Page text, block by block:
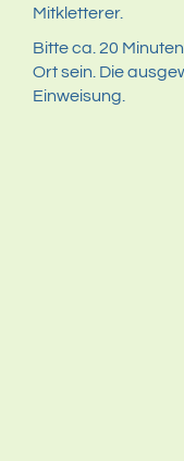
Mitkletterer.
Bitte ca. 20
Ort sein. Die
Einweisung.